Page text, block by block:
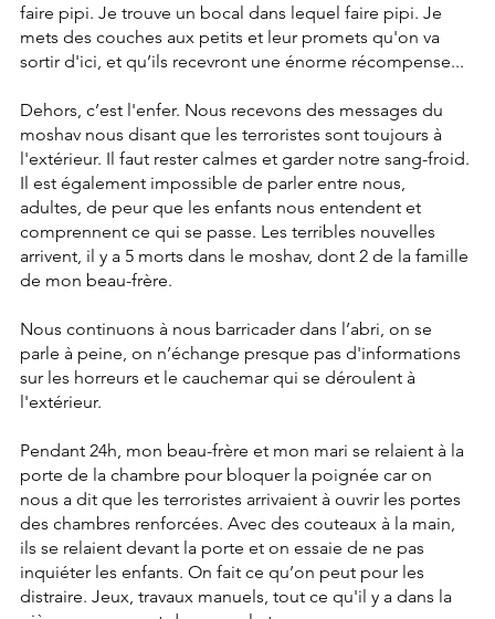
faire pipi. Je trouve un bocal dans lequel faire pipi. Je
mets des couches aux petits et leur promets qu'on va
sortir d'ici, et qu’ils recevront une énorme récompense...
Dehors, c’est l'enfer. Nous recevons des messages du
moshav nous disant que les terroristes sont toujours à
l'extérieur. Il faut rester calmes et garder notre sang-froid.
Il est également impossible de parler entre nous,
adultes, de peur que les enfants nous entendent et
comprennent ce qui se passe. Les terribles nouvelles
arrivent, il y a 5 morts dans le moshav, dont 2 de la famille
de mon beau-frère.
Nous continuons à nous barricader dans l’abri, on se
parle à peine, on n’échange presque pas d'informations
sur les horreurs et le cauchemar qui se déroulent à
l'extérieur.
Pendant 24h, mon beau-frère et mon mari se relaient à la
porte de la chambre pour bloquer la poignée car on
nous a dit que les terroristes arrivaient à ouvrir les portes
des chambres renforcées. Avec des couteaux à la main,
ils se relaient devant la porte et on essaie de ne pas
inquiéter les enfants. On fait ce qu’on peut pour les
distraire. Jeux, travaux manuels, tout ce qu'il y a dans la